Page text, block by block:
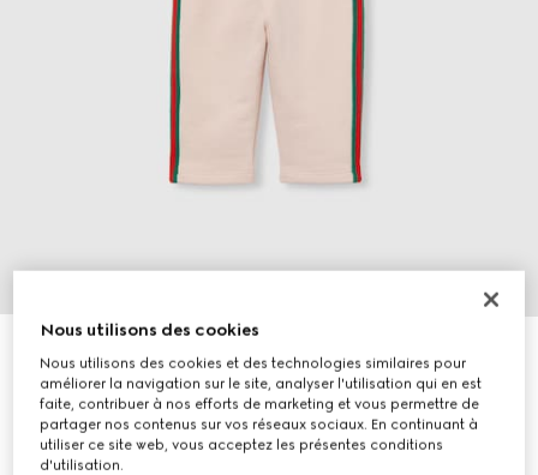
€ 190
Nous utilisons des cookies
Nous utilisons des cookies et des technologies similaires pour
améliorer la navigation sur le site, analyser l'utilisation qui en est
faite, contribuer à nos efforts de marketing et vous permettre de
partager nos contenus sur vos réseaux sociaux. En continuant à
utiliser ce site web, vous acceptez les présentes conditions
d'utilisation.